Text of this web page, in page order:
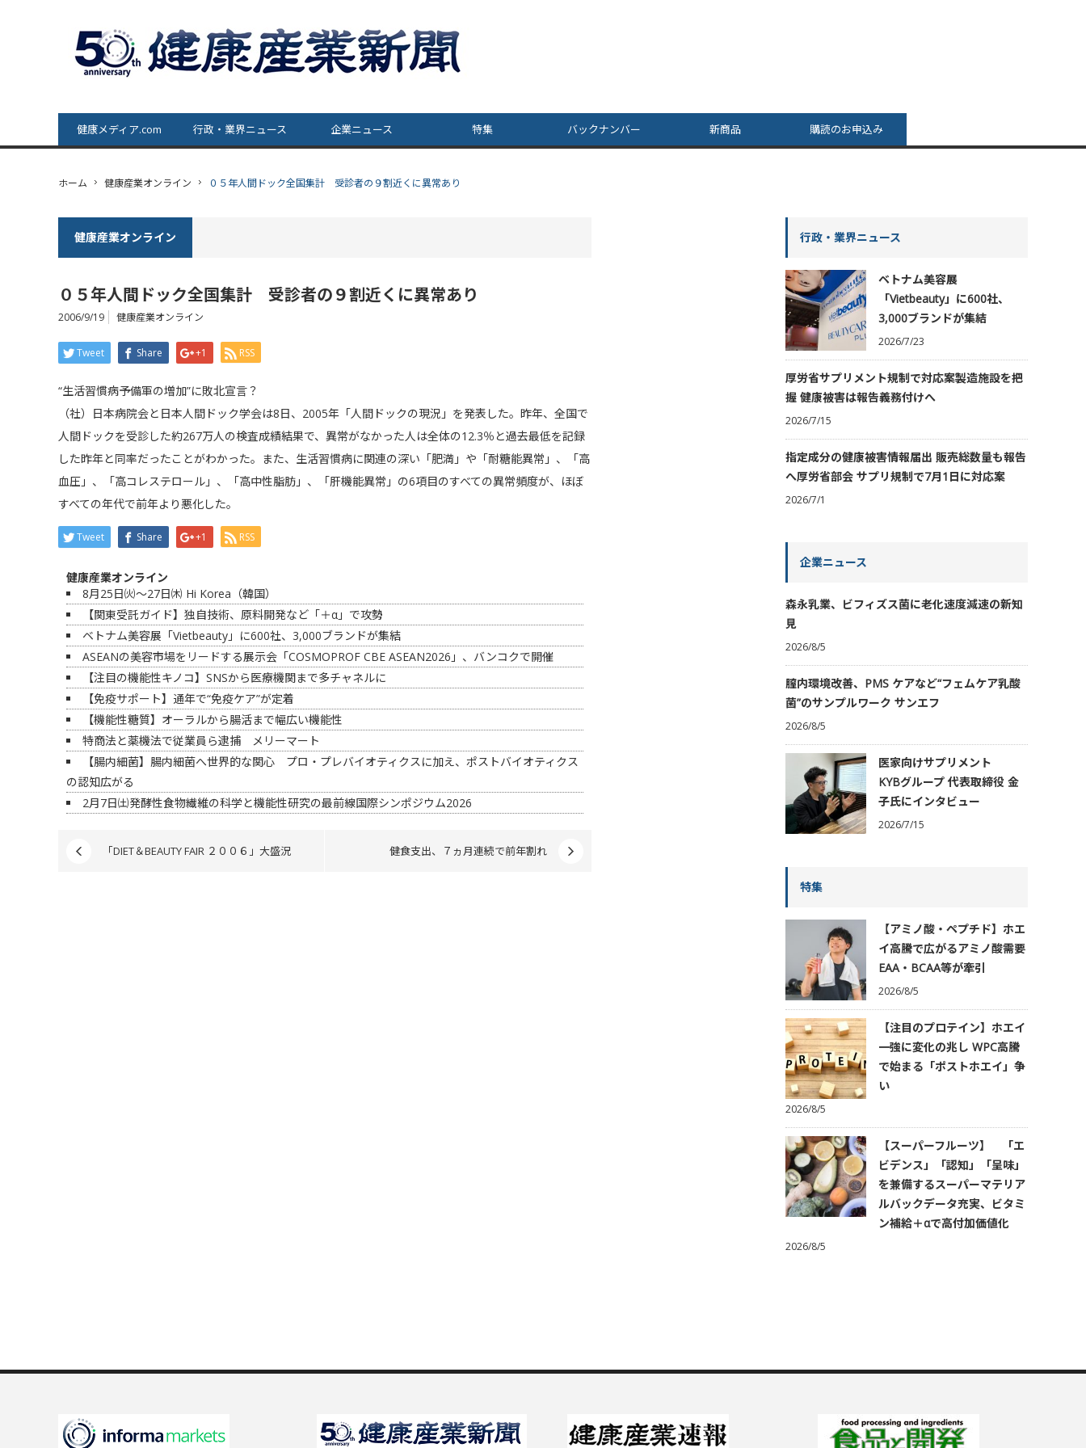
健康メディア.com 行政・業界ニュース 企業ニュース 特集 バックナンバー 新商品 購読のお申込み
ホーム 健康産業オンライン ０５年人間ドック全国集計 受診者の９割近くに異常あり
健康産業オンライン
０５年人間ドック全国集計 受診者の９割近くに異常あり
2006/9/19 健康産業オンライン
Tweet Share +1 RSS
“生活習慣病予備軍の増加”に敗北宣言？
（社）日本病院会と日本人間ドック学会は8日、2005年「人間ドックの現況」を発表した。昨年、全国で
人間ドックを受診した約267万人の検査成績結果で、異常がなかった人は全体の12.3％と過去最低を記録
した昨年と同率だったことがわかった。また、生活習慣病に関連の深い「肥満」や「耐糖能異常」、「高
血圧」、「高コレステロール」、「高中性脂肪」、「肝機能異常」の6項目のすべての異常頻度が、ほぼ
すべての年代で前年より悪化した。
Tweet Share +1 RSS
健康産業オンライン
8月25日㈫～27日㈭ Hi Korea（韓国）
【関東受託ガイド】独自技術、原料開発など「＋α」で攻勢
ベトナム美容展「Vietbeauty」に600社、3,000ブランドが集結
ASEANの美容市場をリードする展示会「COSMOPROF CBE ASEAN2026」、バンコクで開催
【注目の機能性キノコ】SNSから医療機関まで多チャネルに
【免疫サポート】通年で“免疫ケア”が定着
【機能性糖質】オーラルから腸活まで幅広い機能性
特商法と薬機法で従業員ら逮捕 メリーマート
【腸内細菌】腸内細菌へ世界的な関心 プロ・プレバイオティクスに加え、ポストバイオティクス
の認知広がる
2月7日㈯発酵性食物繊維の科学と機能性研究の最前線国際シンポジウム2026
「DIET＆BEAUTY FAIR ２００６」大盛況 健食支出、７ヵ月連続で前年割れ
行政・業界ニュース
ベトナム美容展
「Vietbeauty」に600社、
3,000ブランドが集結
2026/7/23
厚労省サプリメント規制で対応案製造施設を把
握 健康被害は報告義務付けへ
2026/7/15
指定成分の健康被害情報届出 販売総数量も報告
へ厚労省部会 サプリ規制で7月1日に対応案
2026/7/1
企業ニュース
森永乳業、ビフィズス菌に老化速度減速の新知
見
2026/8/5
膣内環境改善、PMS ケアなど“フェムケア乳酸
菌”のサンプルワーク サンエフ
2026/8/5
医家向けサプリメント
KYBグループ 代表取締役 金
子氏にインタビュー
2026/7/15
特集
【アミノ酸・ペプチド】ホエ
イ高騰で広がるアミノ酸需要
EAA・BCAA等が牽引
2026/8/5
【注目のプロテイン】ホエイ
一強に変化の兆し WPC高騰
で始まる「ポストホエイ」争
い
2026/8/5
【スーパーフルーツ】 「エ
ビデンス」「認知」「呈味」
を兼備するスーパーマテリア
ルバックデータ充実、ビタミ
ン補給＋αで高付加価値化
2026/8/5